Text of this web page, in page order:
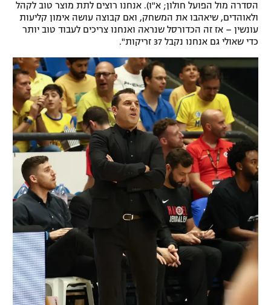
הסדרה מול הפועל חולון; א"ו). אנחנו רוצים לתת מוצר טוב לקהל
ולאוהדים, שיאהבו את המשחק, ואם קבוצה עושה אימון קליעות
עונשין – אז זה הכדורסל שנראה ואנחנו צריכים לעבוד טוב יותר
כדי שאולי גם אנחנו נקבל 37 זריקות".